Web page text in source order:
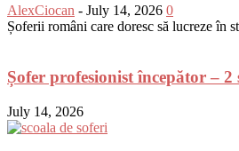
AlexCiocan - July 14, 2026 0
Șoferii români care doresc să lucreze în
Șofer profesionist începător –
July 14, 2026